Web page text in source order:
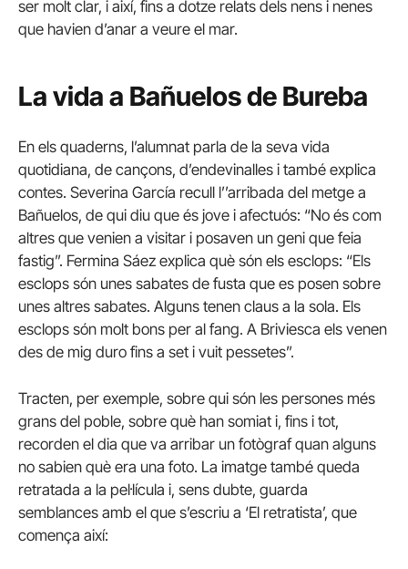
ser molt clar, i així, fins a dotze relats dels nens i nenes
que havien d’anar a veure el mar.
La vida a Bañuelos de Bureba
En els quaderns, l’alumnat parla de la seva vida
quotidiana, de cançons, d’endevinalles i també explica
contes. Severina García recull l’’arribada del metge a
Bañuelos, de qui diu que és jove i afectuós: “No és com
altres que venien a visitar i posaven un geni que feia
fastig”. Fermina Sáez explica què són els esclops: “Els
esclops són unes sabates de fusta que es posen sobre
unes altres sabates. Alguns tenen claus a la sola. Els
esclops són molt bons per al fang. A Briviesca els venen
des de mig duro fins a set i vuit pessetes”.
Tracten, per exemple, sobre qui són les persones més
grans del poble, sobre què han somiat i, fins i tot,
recorden el dia que va arribar un fotògraf quan alguns
no sabien què era una foto. La imatge també queda
retratada a la pel·lícula i, sens dubte, guarda
semblances amb el que s’escriu a ‘El retratista’, que
comença així: